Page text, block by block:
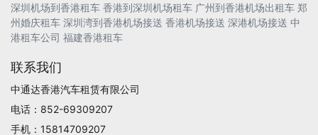
深圳机场到香港租车 香港到深圳机场租车 广州到香港机场出租车 郑
州婚庆租车 深圳湾到香港机场接送 香港机场接送 深港机场接送 中
港租车公司 福建香港租车
联系我们
中通达香港汽车租赁有限公司
电话：852-69309207
手机：15814709207